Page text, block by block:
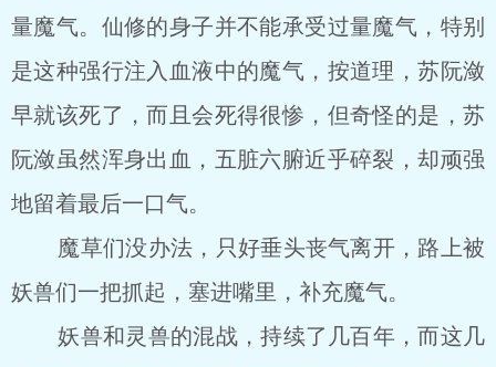
量魔气。仙修的身子并不能承受过量魔气，特别
是这种强行注入血液中的魔气，按道理，苏阮潋
早就该死了，而且会死得很惨，但奇怪的是，苏
阮潋虽然浑身出血，五脏六腑近乎碎裂，却顽强
地留着最后一口气。
魔草们没办法，只好垂头丧气离开，路上被
妖兽们一把抓起，塞进嘴里，补充魔气。
妖兽和灵兽的混战，持续了几百年，而这几